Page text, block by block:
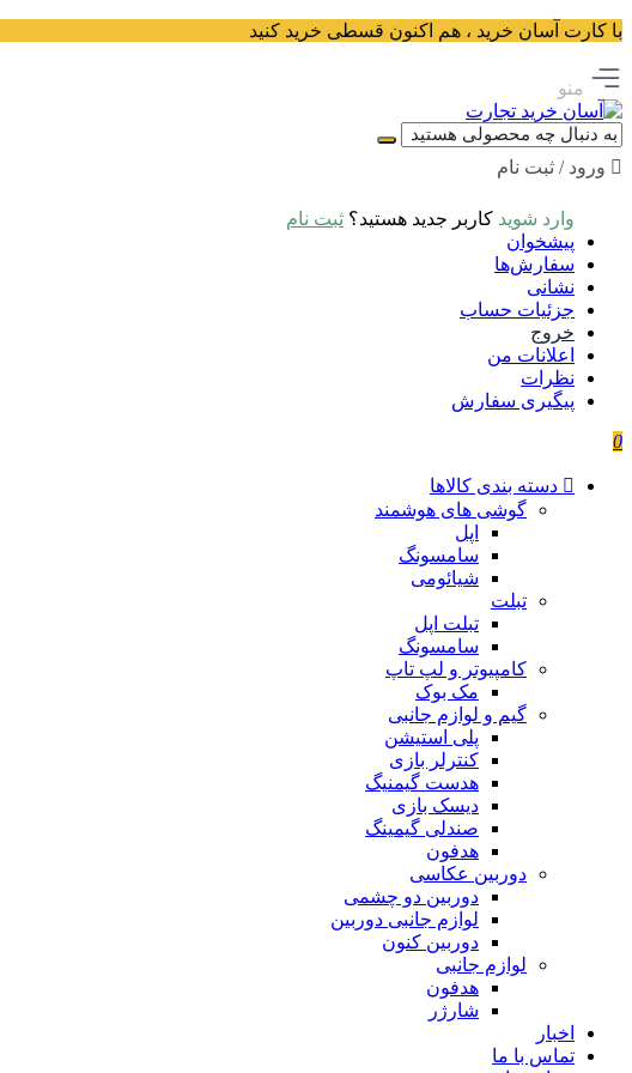
با کارت آسان خرید ، هم اکنون قسطی خرید کنید
منو
ورود / ثبت نام
وارد شوید کاربر جدید هستید؟ ثبت نام
پیشخوان
سفارش‌ها
نشانی
جزئیات حساب
خروج
اعلانات من
نظرات
پیگیری سفارش
0
دسته بندی کالاها
گوشی های هوشمند
اپل
سامسونگ
شیائومی
تبلت
تبلت اپل
سامسونگ
کامپیوتر و لپ تاپ
مک بوک
گیم و لوازم جانبی
پلی استیشن
کنترلر بازی
هدست گیمنیگ
دیسک بازی
صندلی گیمینگ
هدفون
دوربین عکاسی
دوربین دو چشمی
لوازم جانبی دوربین
دوربین کنون
لوازم جانبی
هدفون
شارژر
اخبار
تماس با ما